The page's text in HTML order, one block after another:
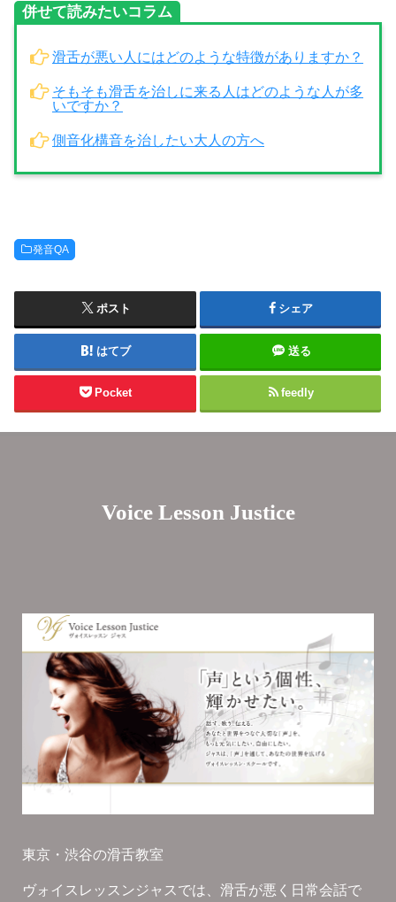
併せて読みたいコラム
滑舌が悪い人にはどのような特徴がありますか？
そもそも滑舌を治しに来る人はどのような人が多
いですか？
側音化構音を治したい大人の方へ
発音QA
ポスト シェア
はてブ 送る
Pocket feedly
Voice Lesson Justice
東京・渋谷の滑舌教室
ヴォイスレッスンジャスでは、滑舌が悪く日常会話で